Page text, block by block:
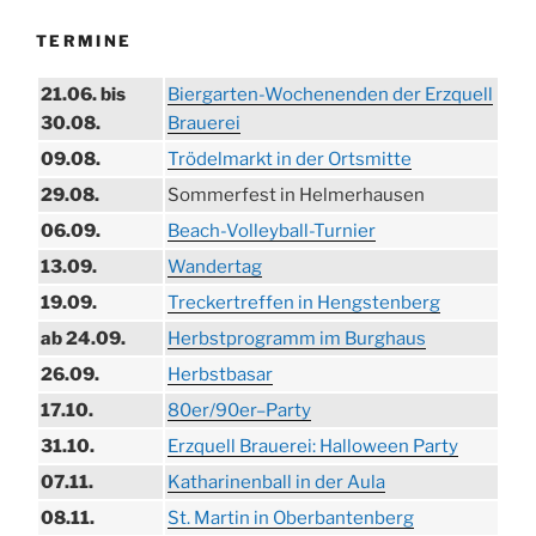
TERMINE
21.06. bis
30.08.
Biergarten-Wochenenden der Erzquell
Brauerei
09.08.
Trödelmarkt in der Ortsmitte
29.08.
Sommerfest in Helmerhausen
06.09.
Beach-Volleyball-Turnier
13.09.
Wandertag
19.09.
Treckertreffen in Hengstenberg
ab 24.09.
Herbstprogramm im Burghaus
26.09.
Herbstbasar
17.10.
80er/90er–Party
31.10.
Erzquell Brauerei: Halloween Party
07.11.
Katharinenball in der Aula
08.11.
St. Martin in Oberbantenberg